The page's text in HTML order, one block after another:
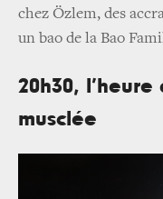
chez Özlem, des
un bao de la Bao
20h30,
musclée